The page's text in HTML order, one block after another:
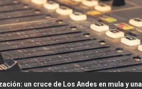
Andes en mula y una misa multitudinaria